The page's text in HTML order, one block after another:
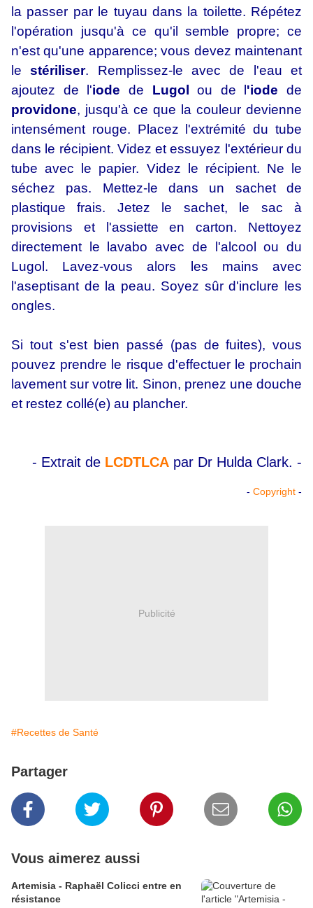
la passer par le tuyau dans la toilette. Répétez
l'opération jusqu'à ce qu'il semble propre; ce
n'est qu'une apparence; vous devez maintenant
lestériliser. Remplissez-le avec de l'eau et
ajoutez de l'iode de Lugol ou de l 'iode de
providone, jusqu'à ce que la couleur devienne
intensément rouge. Placez l'extrémité du tube
dans le récipient. Videz et essuyez l'extérieur du
tube avec le papier. Videz le récipient. Ne le
séchez pas. Mettez-le dans un sachet de
plastique frais. Jetez le sachet, le sac à
provisions et l'assiette en carton. Nettoyez
directement le lavabo avec de l'alcool ou du
Lugol. Lavez-vous alors les mains avec
l'aseptisant de la peau. Soyez sûr d'inclure les
ongles.
Si tout s'est bien passé (pas de fuites), vous
pouvez prendre le risque d'effectuer le prochain
lavement sur votre lit. Sinon, prenez une douche
et restez collé(e) au plancher.
- Extrait de LCDTLCA par Dr Hulda Clark. -
- Copyright -
Publicité
#Recettes de Santé
Partager
Vous aimerez aussi
Artemisia - Raphaël Colicci entre en
résistance